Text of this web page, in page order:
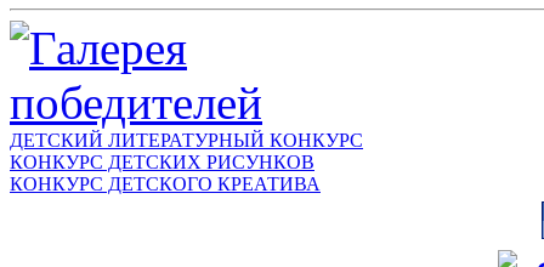
ДЕТСКИЙ ЛИТЕРАТУРНЫЙ КОНКУРС
КОНКУРС ДЕТСКИХ РИСУНКОВ
КОНКУРС ДЕТСКОГО КРЕАТИВА